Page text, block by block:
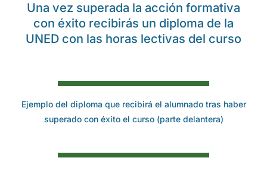
Una vez superada la acción formativa
con éxito recibirás un diploma de la
UNED con las horas lectivas del curso
Ejemplo del diploma que recibirá el alumnado tras haber
superado con éxito el curso (parte delantera)